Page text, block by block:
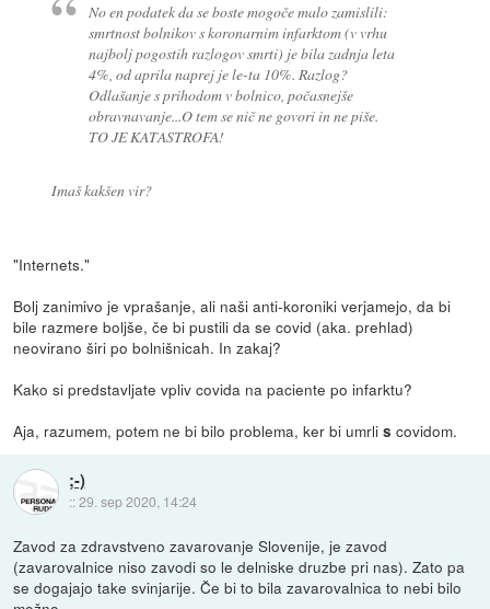
No en podatek da se boste mogoče malo zamislili:
smrtnost bolnikov s koronarnim infarktom (v vrhu
najbolj pogostih razlogov smrti) je bila zadnja leta
4%, od aprila naprej je le-ta 10%. Razlog?
Odlašanje s prihodom v bolnico, počasnejše
obravnavanje...O tem se nič ne govori in ne piše.
TO JE KATASTROFA!
Imaš kakšen vir?
"Internets."
Bolj zanimivo je vprašanje, ali naši anti-koroniki verjamejo, da bi
bile razmere boljše, če bi pustili da se covid (aka. prehlad)
neovirano širi po bolnišnicah. In zakaj?
Kako si predstavljate vpliv covida na paciente po infarktu?
Aja, razumem, potem ne bi bilo problema, ker bi umrlis covidom.
;-)
::29. sep 2020, 14:24
Zavod za zdravstveno zavarovanje Slovenije, je zavod
(zavarovalnice niso zavodi so le delniske druzbe pri nas). Zato pa
se dogajajo take svinjarije. Če bi to bila zavarovalnica to nebi bilo